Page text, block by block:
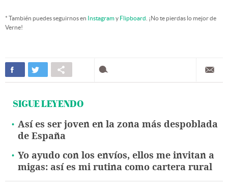
* También puedes seguirnos en Instagramy Flipboard . ¡No te pierdas lo mejor de
Verne!
SIGUE LEYENDO
Así es ser joven en la zona más despoblada
de España
Yo ayudo con los envíos, ellos me invitan a
migas: así es mi rutina como cartera rural